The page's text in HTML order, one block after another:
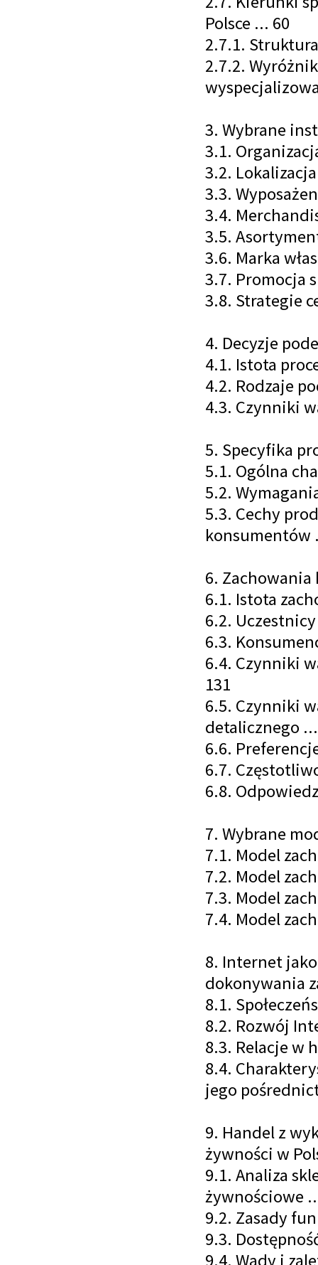
Polsce ... 60
2.7.1.
2.7.2.
3. Wybrane
3.1.
3.2.
3.3.
3.4.
3.5.
3.6. Marka
3.7. Promocja
3.8. Strategie
4. Decyzje
4.1. Istota
4.2. Rodzaje
4.3. Czynniki
5. Specyfika
5.1. Ogólna
5.2.
5.3. Cechy
konsumentów
6.
6.1. Istota
6.2.
6.3.
6.4. Czynniki
131
6.5. Czynniki
detalicznego
6.6.
6.7.
6.8.
7. Wybrane
7.1. Model
7.2. Model
7.3. Model
7.4. Model
8. Internet
dokonywania
8.1.
8.2. Rozwój
8.3. Relacje w
8.4.
jego
9. Handel z
żywności w
9.1. Analiza
żywnościowe
9.2. Zasady
9.3.
9.4. Wady i